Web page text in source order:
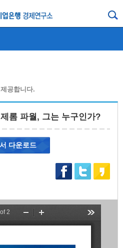
공합니다.
롬 파월, 그는 누구인가?
다운로드